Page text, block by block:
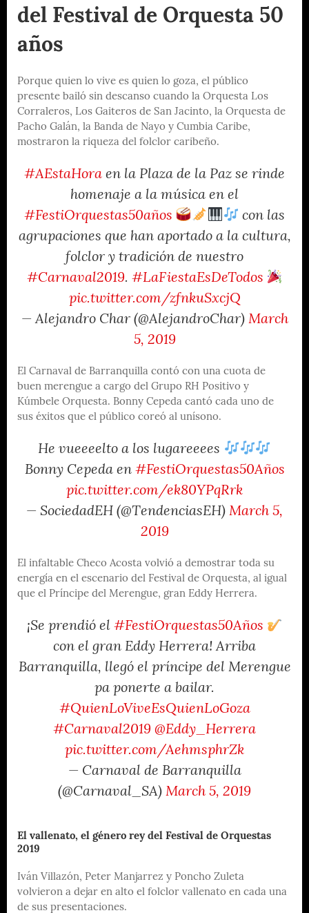
del Festival de Orquesta 50
años
Porque quien lo vive es quien lo goza, el público
presente bailó sin descanso cuando la Orquesta Los
Corraleros, Los Gaiteros de San Jacinto, la Orquesta de
Pacho Galán, la Banda de Nayo y Cumbia Caribe,
mostraron la riqueza del folclor caribeño.
#AEstaHora en la Plaza de la Paz se rinde
homenaje a la música en el
#FestiOrquestas50años
con las
agrupaciones que han aportado a la cultura,
folclor y tradición de nuestro
#Carnaval2019. #LaFiestaEsDeTodos
pic.twitter.com/zfnkuSxcjQ
— Alejandro Char (@AlejandroChar) March
5, 2019
El Carnaval de Barranquilla contó con una cuota de
buen merengue a cargo del Grupo RH Positivo y
Kúmbele Orquesta. Bonny Cepeda cantó cada uno de
sus éxitos que el público coreó al unísono.
He vueeeelto a los lugareeees
Bonny Cepeda en #FestiOrquestas50Años
pic.twitter.com/ek80YPqRrk
— SociedadEH (@TendenciasEH) March 5,
2019
El infaltable Checo Acosta volvió a demostrar toda su
energía en el escenario del Festival de Orquesta, al igual
que el Príncipe del Merengue, gran Eddy Herrera.
¡Se prendió el #FestiOrquestas50Años
con el gran Eddy Herrera! Arriba
Barranquilla, llegó el príncipe del Merengue
pa ponerte a bailar.
#QuienLoViveEsQuienLoGoza
#Carnaval2019 @Eddy_Herrera
pic.twitter.com/AehmsphrZk
— Carnaval de Barranquilla
(@Carnaval_SA) March 5, 2019
El vallenato, el género rey del Festival de Orquestas
2019
Iván Villazón, Peter Manjarrez y Poncho Zuleta
volvieron a dejar en alto el folclor vallenato en cada una
de sus presentaciones.